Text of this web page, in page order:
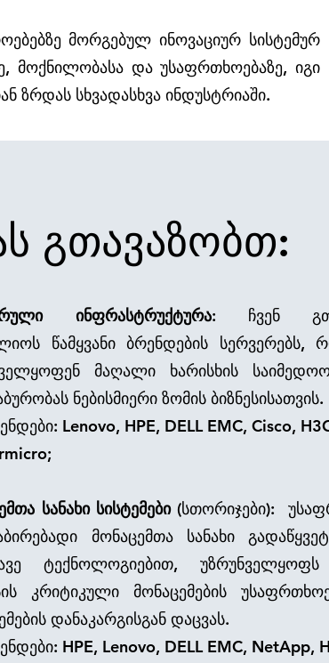
მორგებულ ინოვაციურ სისტემურ
მოქნილობასა და უსაფრთხოებაზე, იგი
ზრდას სხვადასხვა ინდუსტრიაში.
გთავაზობთ:
ინფრასტრუქტურა: ჩვენ
წამყვანი ბრენდების სერვერებს,
მაღალი ხარისხის
ნებისმიერი ზომის ბიზნესისათვის.
Lenovo, HPE, DELL EMC,
სანახი სისტემები (სთორიჯები):
მონაცემთა სანახი
ტექნოლოგიებით, უზრუნველყოფს
კრიტიკული მონაცემების
დანაკარგისგან დაცვას.
HPE, Lenovo, DELL EMC,